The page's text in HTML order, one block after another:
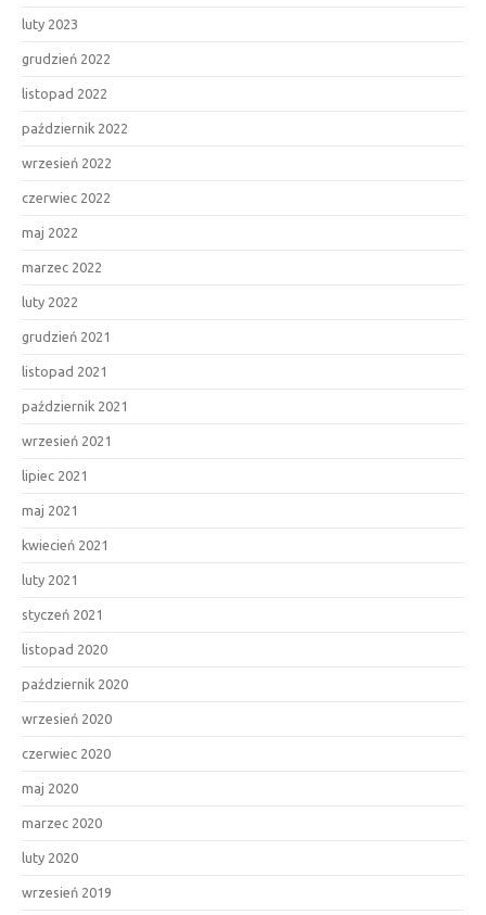
luty 2023
grudzień 2022
listopad 2022
październik 2022
wrzesień 2022
czerwiec 2022
maj 2022
marzec 2022
luty 2022
grudzień 2021
listopad 2021
październik 2021
wrzesień 2021
lipiec 2021
maj 2021
kwiecień 2021
luty 2021
styczeń 2021
listopad 2020
październik 2020
wrzesień 2020
czerwiec 2020
maj 2020
marzec 2020
luty 2020
wrzesień 2019